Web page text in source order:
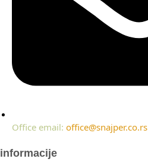
Office email: office@snajper.co.rs
informacije